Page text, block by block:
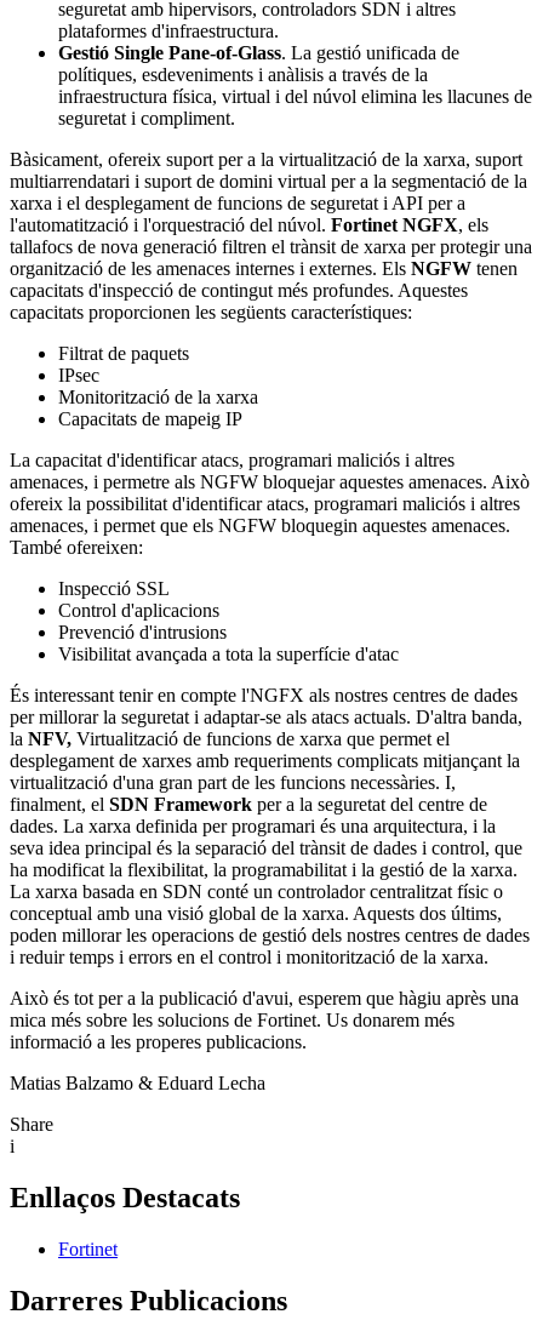
seguretat amb hipervisors, controladors SDN i altres
plataformes d'infraestructura.
Gestió Single Pane-of-Glass. La gestió unificada de
polítiques, esdeveniments i anàlisis a través de la
infraestructura física, virtual i del núvol elimina les llacunes de
seguretat i compliment.
Bàsicament, ofereix suport per a la virtualització de la xarxa, suport
multiarrendatari i suport de domini virtual per a la segmentació de la
xarxa i el desplegament de funcions de seguretat i API per a
l'automatització i l'orquestració del núvol. Fortinet NGFX, els
tallafocs de nova generació filtren el trànsit de xarxa per protegir una
organització de les amenaces internes i externes. Els NGFW tenen
capacitats d'inspecció de contingut més profundes. Aquestes
capacitats proporcionen les següents característiques:
Filtrat de paquets
IPsec
Monitorització de la xarxa
Capacitats de mapeig IP
La capacitat d'identificar atacs, programari maliciós i altres
amenaces, i permetre als NGFW bloquejar aquestes amenaces. Això
ofereix la possibilitat d'identificar atacs, programari maliciós i altres
amenaces, i permet que els NGFW bloquegin aquestes amenaces.
També ofereixen:
Inspecció SSL
Control d'aplicacions
Prevenció d'intrusions
Visibilitat avançada a tota la superfície d'atac
És interessant tenir en compte l'NGFX als nostres centres de dades
per millorar la seguretat i adaptar-se als atacs actuals. D'altra banda,
la NFV, Virtualització de funcions de xarxa que permet el
desplegament de xarxes amb requeriments complicats mitjançant la
virtualització d'una gran part de les funcions necessàries. I,
finalment, el SDN Framework per a la seguretat del centre de
dades. La xarxa definida per programari és una arquitectura, i la
seva idea principal és la separació del trànsit de dades i control, que
ha modificat la flexibilitat, la programabilitat i la gestió de la xarxa.
La xarxa basada en SDN conté un controlador centralitzat físic o
conceptual amb una visió global de la xarxa. Aquests dos últims,
poden millorar les operacions de gestió dels nostres centres de dades
i reduir temps i errors en el control i monitorització de la xarxa.
Això és tot per a la publicació d'avui, esperem que hàgiu après una
mica més sobre les solucions de Fortinet. Us donarem més
informació a les properes publicacions.
Matias Balzamo & Eduard Lecha
Share
i
Enllaços Destacats
Fortinet
Darreres Publicacions